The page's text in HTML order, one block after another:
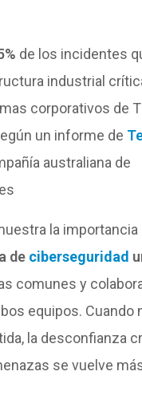
de los incidentes
industrial
corporativos de
un informe de
australiana de
la importancia
de ciberseguridad
comunes y
equipos. Cuando
la desconfianza
se vuelve